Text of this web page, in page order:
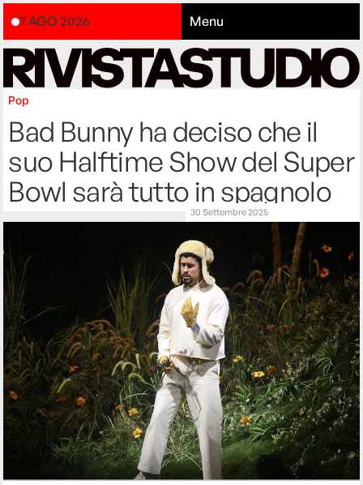
7 AGO 2026 Menu
Pop
Bad Bunny ha deciso che il
suo Halftime Show del Super
Bowl sarà tutto in spagnolo
30 Settembre 2025